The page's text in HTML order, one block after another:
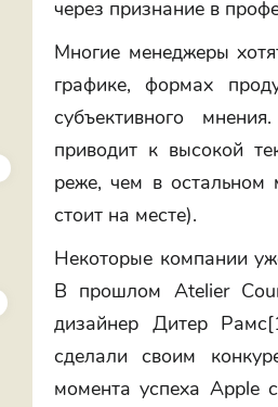
через признание в
Многие менеджеры
графике, формах
субъективного
приводит к высокой
реже, чем в остальном
стоит на месте).
Некоторые компании
В прошлом Atelier
дизайнер Дитер
сделали своим
момента успеха Apple